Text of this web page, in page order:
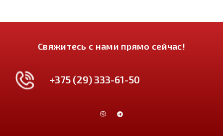
Свяжитесь с нами прямо сейчас!
+375 (29) 333-61-50